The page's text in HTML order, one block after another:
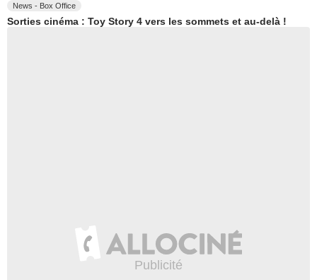
News - Box Office
Sorties cinéma : Toy Story 4 vers les sommets et au-delà !